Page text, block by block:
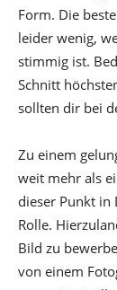
Form. Die
leider wenig,
stimmig ist.
Schnitt
sollten dir bei
Zu einem
weit mehr als
dieser Punkt in
Rolle.
Bild zu
von einem